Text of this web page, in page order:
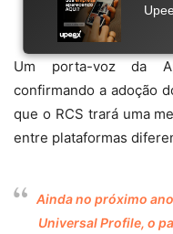
Um porta-voz da
confirmando a adoção
que o RCS trará uma
entre plataformas
Ainda no próximo
Universal Profile, o